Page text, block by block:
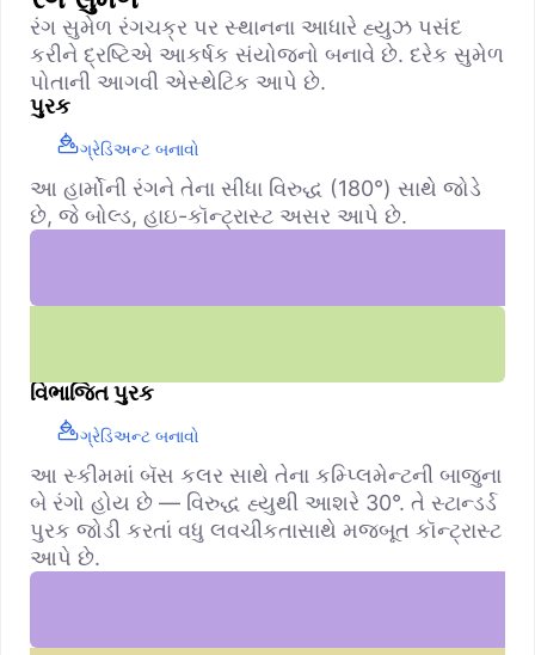
રંગ સુમેળ રંગચક્ર પર સ્થાનના આધારે હ્યુઝ પસંદ
કરીને દ્રષ્ટિએ આકર્ષક સંયોજનો બનાવે છે. દરેક સુમેળ
પોતાની આગવી એસ્થેટિક આપે છે.
પુરક
ગ્રેડિઅન્ટ બનાવો
આ હાર્મોની રંગને તેના સીધા વિરુદ્ધ (180°) સાથે જોડે
છે, જે બોલ્ડ, હાઇ-કૉન્ટ્રાસ્ટ અસર આપે છે.
વિભાજિત પુરક
ગ્રેડિઅન્ટ બનાવો
આ સ્કીમમાં બૅસ કલર સાથે તેના કમ્પ્લિમેન્ટની બાજુના
બે રંગો હોય છે — વિરુદ્ધ હ્યુથી આશરે 30°. તે સ્ટાન્ડર્ડ
પુરક જોડી કરતાં વધુ લવચીકતાસાથે મજબૂત કૉન્ટ્રાસ્ટ
આપે છે.